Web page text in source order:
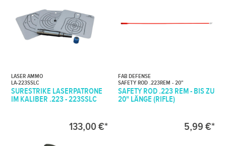
LASER AMMO
LA-223SSLC
SURESTRIKE LASERPATRONE
IM KALIBER .223 - 223SSLC
133,00 €*
FAB DEFENSE
SAFETY ROD .223REM - 20"
SAFETY ROD .223 REM - BIS ZU
20" LÄNGE (RIFLE)
5,99 €*